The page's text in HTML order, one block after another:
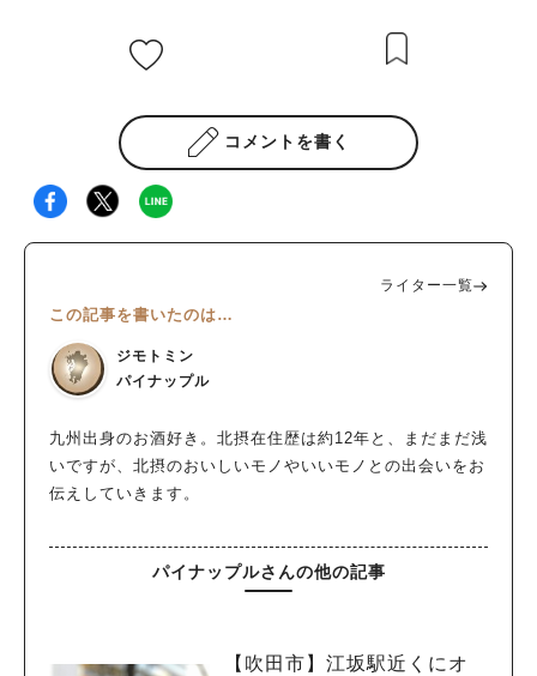
コメントを書く
ライター一覧
この記事を書いたのは…
ジモトミン
パイナップル
九州出身のお酒好き。北摂在住歴は約12年と、まだまだ浅
いですが、北摂のおいしいモノやいいモノとの出会いをお
伝えしていきます。
パイナップルさんの他の記事
【吹田市】江坂駅近くにオ